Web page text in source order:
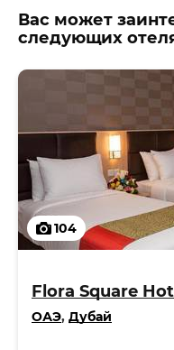
Вас может
следующих
104
Flora Square
ОАЭ, Дубай